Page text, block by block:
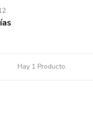
Hay 1 Producto.